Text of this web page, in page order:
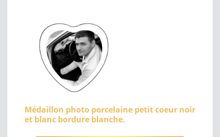
Médaillon photo porcelaine petit coeur noir
et blanc bordure blanche.